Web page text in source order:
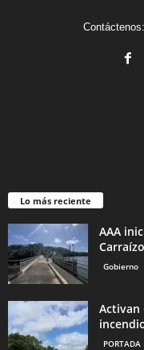
Contáctenos:
Lo más reciente
AAA
Carraízo
Gobierno
Activan
PORTADA